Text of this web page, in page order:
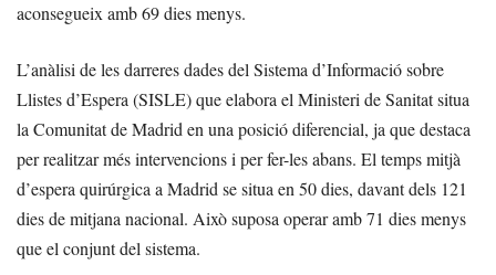
aconsegueix amb 69 dies menys.
L’anàlisi de les darreres dades del Sistema d’Informació sobre
Llistes d’Espera (SISLE) que elabora el Ministeri de Sanitat situa
la Comunitat de Madrid en una posició diferencial, ja que destaca
per realitzar més intervencions i per fer-les abans. El temps mitjà
d’espera quirúrgica a Madrid se situa en 50 dies, davant dels 121
dies de mitjana nacional. Això suposa operar amb 71 dies menys
que el conjunt del sistema.